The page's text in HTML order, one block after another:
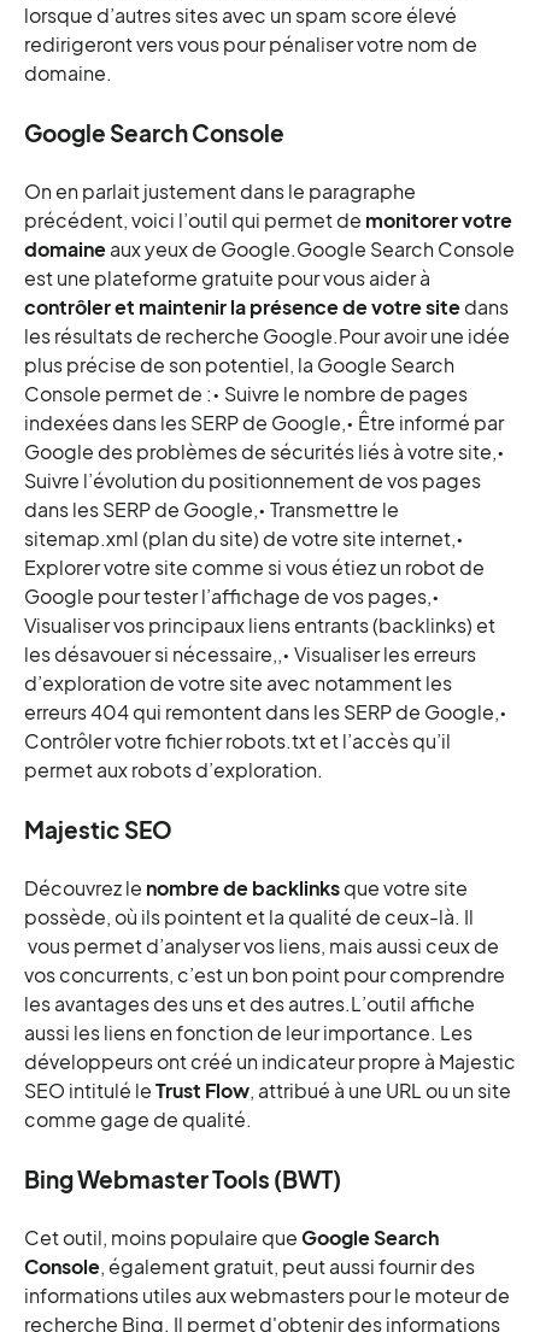
lorsque d’autres sites avec un spam score élevé
redirigeront vers vous pour pénaliser votre nom de
domaine.
Google Search Console
On en parlait justement dans le paragraphe
précédent, voici l’outil qui permet de monitorer votre
domaineaux yeux de Google.Google Search Console
est une plateforme gratuite pour vous aider à
contrôler et maintenir la présence de votre sitedans
les résultats de recherche Google.Pour avoir une idée
plus précise de son potentiel, la Google Search
Console permet de :• Suivre le nombre de pages
indexées dans les SERP de Google,• Être informé par
Google des problèmes de sécurités liés à votre site,•
Suivre l’évolution du positionnement de vos pages
dans les SERP de Google,• Transmettre le
sitemap.xml (plan du site) de votre site internet,•
Explorer votre site comme si vous étiez un robot de
Google pour tester l’affichage de vos pages,•
Visualiser vos principaux liens entrants (backlinks) et
les désavouer si nécessaire,,• Visualiser les erreurs
d’exploration de votre site avec notamment les
erreurs 404 qui remontent dans les SERP de Google,•
Contrôler votre fichier robots.txt et l’accès qu’il
permet aux robots d’exploration.
Majestic SEO
Découvrez le nombre de backlinksque votre site
possède, où ils pointent et la qualité de ceux-là. Il
vous permet d’analyser vos liens, mais aussi ceux de
vos concurrents, c’est un bon point pour comprendre
les avantages des uns et des autres.L’outil affiche
aussi les liens en fonction de leur importance. Les
développeurs ont créé un indicateur propre à Majestic
SEO intitulé leTrust Flow, attribué à une URL ou un site
comme gage de qualité.
Bing Webmaster Tools (BWT)
Cet outil, moins populaire queGoogle Search
Console, également gratuit, peut aussi fournir des
informations utiles aux webmasters pour le moteur de
recherche Bing. Il permet d'obtenir des informations